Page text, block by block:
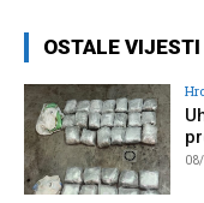
OSTALE VIJESTI